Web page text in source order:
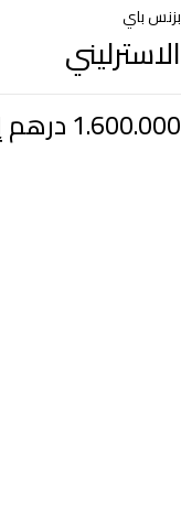
بزنس باي
الاسترليني
1.600.000 درهم إماراتي